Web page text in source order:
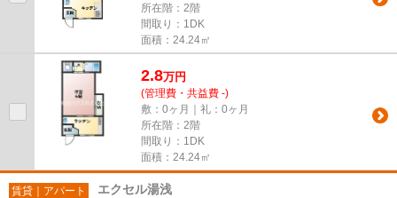
所在階：2階
間取り：1DK
面積：24.24㎡
2.8万円
(管理費・共益費 -)
敷：0ヶ月｜礼：0ヶ月
所在階：2階
間取り：1DK
面積：24.24㎡
賃貸｜アパート エクセル湯浅